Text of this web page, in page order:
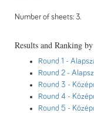
Number of sheets: 3.
Results and Ranking
Round 1 -
Round 2 -
Round 3 -
Round 4 -
Round 5 -